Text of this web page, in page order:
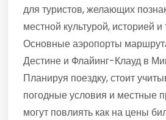
для туристов, желающих
местной культурой, историей
Основные аэропорты
Дестине и Флайинг-Клауд в
Планируя поездку, стоит
погодные условия и местные
могут повлиять как на цены